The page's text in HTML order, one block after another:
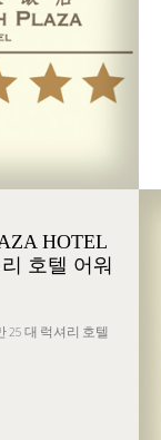
HOTEL
호텔 어워
25 대 럭셔리 호텔